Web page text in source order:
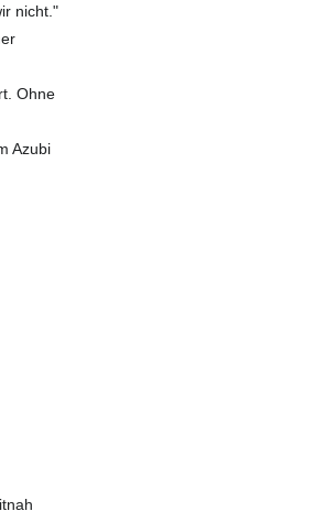
nicht."
Ohne
Azubi